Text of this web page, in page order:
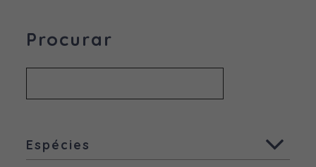
Procurar
Espécies